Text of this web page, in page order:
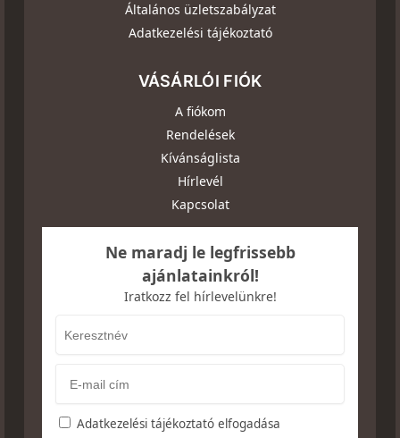
Általános üzletszabályzat
Adatkezelési tájékoztató
VÁSÁRLÓI FIÓK
A fiókom
Rendelések
Kívánságlista
Hírlevél
Kapcsolat
Ne maradj le legfrissebb
ajánlatainkról!
Iratkozz fel hírlevelünkre!
Adatkezelési tájékoztató elfogadása